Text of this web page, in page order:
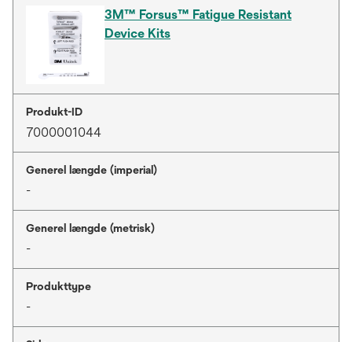
3M™ Forsus™ Fatigue Resistant
Device Kits
Produkt-ID
7000001044
Generel længde (imperial)
-
Generel længde (metrisk)
-
Produkttype
-